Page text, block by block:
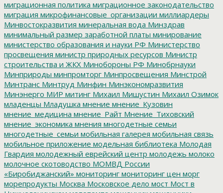
миграционная политика миграционное законодательство
миграция микрофинансовые_организации миллиардеры
Минвостокразвития минеральная вода Минздрав
минимальный размер заработной платы минирование
министерство образования и науки РФ Министерство
просвещения министр природных ресурсов Министр
строительства и ЖКХ Минобороны РФ Минобрнауки
Минприроды минпромторг Минпросвещения Минстрой
Минтранс Минтруд Минфин Минэкономразвития
Минэнерго МИР митинг Михаил Мишустин Михаил Озимок
младенцы Младушка мнение мнение_Кузовин
мнение_медицина мнение_Райт Мнение_Тиховский
мнение_экономика мнения многодетные семьи
многодетные_семьи мобильная галерея мобильная связь
мобильное приложение модельная библиотека Молодая
Гвардия молодежный еврейский центр молодежь молоко
молочное скотоводство МОМВД России
«Биробиджанский» мониторинг мониторинг цен морг
морепродукты Москва Московское дело мост Мост в